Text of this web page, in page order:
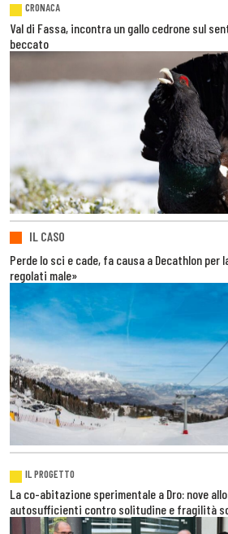
CRONACA
Val di Fassa, incontra un gallo cedrone sul
beccato
IL CASO
Perde lo sci e cade, fa causa a Decathlon per
regolati male»
IL PROGETTO
La co-abitazione sperimentale a Dro: nove
autosufficienti contro solitudine e fragilità